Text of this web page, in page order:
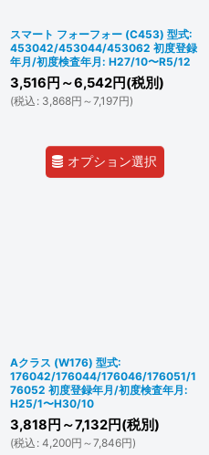
スマート フォーフォー (C453) 型式:
453042/453044/453062 初度登録
年月/初度検査年月: H27/10〜R5/12
3,516 円 ～6,542円(税別)
(税込 : 3,868円 ～7,197円)
オプション選択
Aクラス (W176) 型式:
176042/176044/176046/176051/1
76052 初度登録年月/初度検査年月:
H25/1〜H30/10
3,818 円 ～7,132円(税別)
(税込 : 4,200円 ～7,846円)